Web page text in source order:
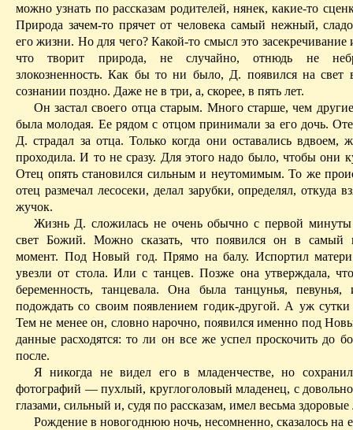
можно узнать по рассказам родителей, нянек, какие-то
Природа зачем-то прячет от человека самый нежный,
его жизни. Но для чего? Какой-то смысл это засекречивание
что творит природа, не случайно, отнюдь не
злокозненность. Как бы то ни было, Д. появился на свет
сознании поздно. Даже не в три, а, скорее, в пять лет.
Он застал своего отца старым. Много старше, чем
была молодая. Ее рядом с отцом принимали за его дочь.
Д. страдал за отца. Только когда они оставались вдвоем,
проходила. И то не сразу. Для этого надо было, чтобы они
Отец опять становился сильным и неутомимым. То же
отец размечал лесосеки, делал зарубки, определял, откуда
жучок.
Жизнь Д. сложилась не очень обычно с первой минуты
свет Божий. Можно сказать, что появился он в самый
момент. Под Новый год. Прямо на балу. Испортил
увезли от стола. Или с танцев. Позже она утверждала,
беременность, танцевала. Она была танцунья,
подождать со своим появлением годик-другой. А уж
Тем не менееон, словно нарочно, появился именно под
данные расходятся: то ли он все же успел проскочить до
после.
Я никогда не видел его в младенчестве, но
фотографий — пухлый, круглоголовый младенец, с
глазами, сильный и, судя по рассказам, имел весьма здоровые
Рождение в новогоднюю ночь, несомненно, сказалось на